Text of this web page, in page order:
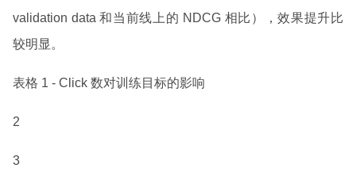
validation data 和当前线上的 NDCG 相比），效果提升比
较明显。
表格 1 - Click 数对训练目标的影响
2
3